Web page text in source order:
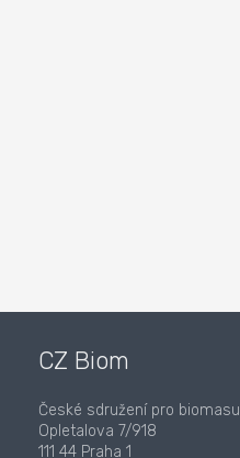
CZ Biom
České sdružení pro biomasu
Opletalova 7/918
111 44 Praha 1